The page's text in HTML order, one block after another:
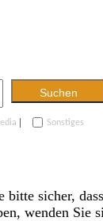
Suchen
| Sonstiges
sicher,
wenden Sie